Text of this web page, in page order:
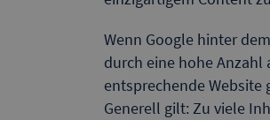
Wenn Google hinter
durch eine hohe Anzahl
entsprechende
Generell gilt: Zu viele